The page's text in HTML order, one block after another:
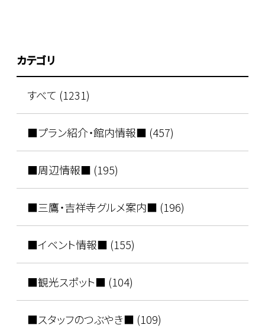
カテゴリ
すべて (1231)
■プラン紹介・館内情報■ (457)
■周辺情報■ (195)
■三鷹・吉祥寺グルメ案内■ (196)
■イベント情報■ (155)
■観光スポット■ (104)
■スタッフのつぶやき■ (109)